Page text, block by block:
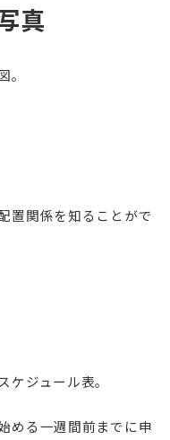
真
置関係を知ることがで
ジュール表。
める一週間前までに申